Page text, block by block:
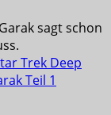
sagt schon
Trek Deep
Teil 1